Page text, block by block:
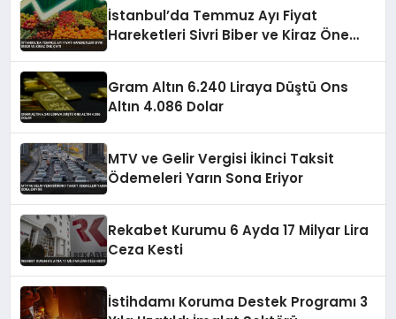
İstanbul’da Temmuz Ayı Fiyat
Hareketleri Sivri Biber ve Kiraz Öne
Gram Altın 6.240 Liraya Düştü Ons
Altın 4.086 Dolar
MTV ve Gelir Vergisi İkinci Taksit
Ödemeleri Yarın Sona Eriyor
Rekabet Kurumu 6 Ayda 17 Milyar Lira
Ceza Kesti
İstihdamı Koruma Destek Programı 3